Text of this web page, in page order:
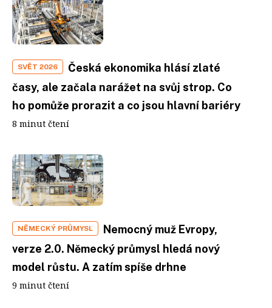
SVĚT 2026
Česká ekonomika hlásí zlaté
časy, ale začala narážet na svůj strop. Co
ho pomůže prorazit a co jsou hlavní bariéry
8 minut čtení
NĚMECKÝ PRŮMYSL
Nemocný muž Evropy,
verze 2.0. Německý průmysl hledá nový
model růstu. A zatím spíše drhne
9 minut čtení